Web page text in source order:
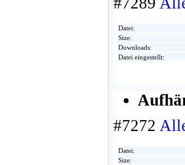
Datei:
Size:
Downloads:
Datei eingestellt:
#7272
Datei:
Size: